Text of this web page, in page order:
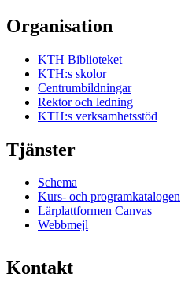
Organisation
KTH Biblioteket
KTH:s skolor
Centrumbildningar
Rektor och ledning
KTH:s verksamhetsstöd
Tjänster
Schema
Kurs- och programkatalogen
Lärplattformen Canvas
Webbmejl
Kontakt